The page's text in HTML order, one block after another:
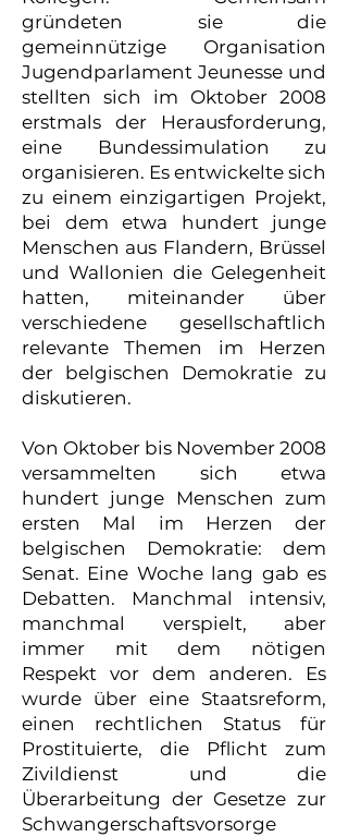
gründeten sie die
gemeinnützige Organisation
Jugendparlament Jeunesse und
stellten sich im Oktober 2008
erstmals der Herausforderung,
eine Bundessimulation zu
organisieren. Es entwickelte sich
zu einem einzigartigen Projekt,
bei dem etwa hundert junge
Menschen aus Flandern, Brüssel
und Wallonien die Gelegenheit
hatten, miteinander über
verschiedene gesellschaftlich
relevante Themen im Herzen
der belgischen Demokratie zu
diskutieren.
Von Oktober bis November 2008
versammelten sich etwa
hundert junge Menschen zum
ersten Mal im Herzen der
belgischen Demokratie: dem
Senat. Eine Woche lang gab es
Debatten. Manchmal intensiv,
manchmal verspielt, aber
immer mit dem nötigen
Respekt vor dem anderen. Es
wurde über eine Staatsreform,
einen rechtlichen Status für
Prostituierte, die Pflicht zum
Zivildienst und die
Überarbeitung der Gesetze zur
Schwangerschaftsvorsorge